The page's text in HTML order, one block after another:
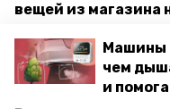
Машины
чем
и
вещей из магазина
Мужчину
двух барсеток в
Житель